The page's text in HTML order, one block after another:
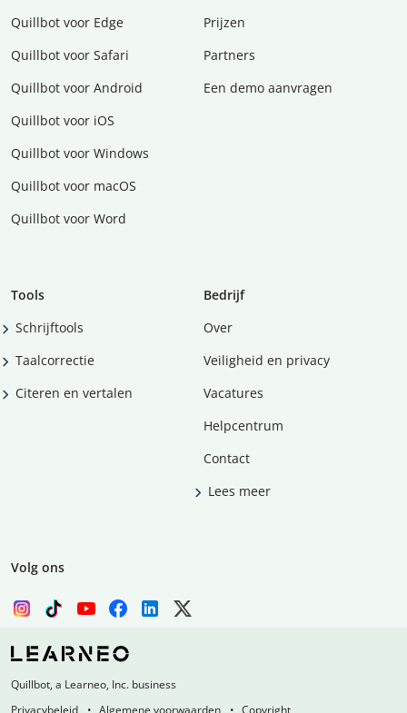
Quillbot voor Edge
Quillbot voor Safari
Quillbot voor Android
Quillbot voor iOS
Quillbot voor Windows
Quillbot voor macOS
Quillbot voor Word
Prijzen
Partners
Een demo aanvragen
Tools
Schrijftools
Taalcorrectie
Citeren en vertalen
Bedrijf
Over
Veiligheid en privacy
Vacatures
Helpcentrum
Contact
Lees meer
Volg ons
Quillbot, a Learneo, Inc. business
Privacybeleid
Algemene voorwaarden Copyright,